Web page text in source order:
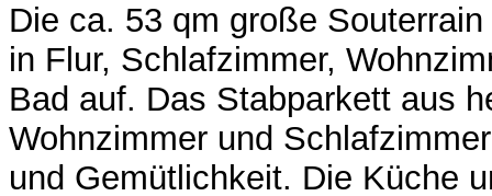
Die ca. 53 qm große
in Flur, Schlafzimmer,
Bad auf. Das Stabparkett aus
Wohnzimmer und
und Gemütlichkeit. Die Küche